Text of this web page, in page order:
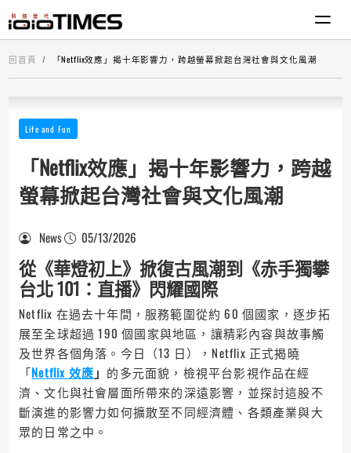
回首頁 「Netflix效應」揭十年影響力，跨越螢幕掀起台灣社會與文化風潮
Life and Fun
「Netflix效應」揭十年影響力，跨越
螢幕掀起台灣社會與文化風潮
News 05/13/2026
從《華燈初上》掀復古風潮到《赤手獨攀
台北 101：直播》閃耀國際
Netflix 在過去十年間，服務範圍從約 60 個國家，逐步拓
展至全球超過 190 個國家與地區，讓精彩內容與故事觸
及世界各個角落。今日（13 日），Netflix 正式揭曉
「Netflix 效應 」 的多元面貌，檢視平台影視作品在經
濟、文化與社會層面所帶來的深遠影響，並探討這股不
斷演進的影響力如何擴散至不同經濟體、各類產業與大
眾的日常之中。